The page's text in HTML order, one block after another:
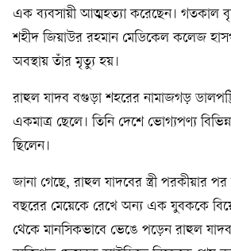
এক ব্যবসায়ী আত্মহত্যা করেছেন। গতকাল
শহীদ জিয়াউর রহমান মেডিকেল কলেজ
অবস্থায় তাঁর মৃত্যু হয়।
রাহুল যাদব বগুড়া শহরের নামাজগড়
একমাত্র ছেলে। তিনি দেশে ভোগ্যপণ্য
ছিলেন।
জানা গেছে, রাহুল যাদবের স্ত্রী
বছরের মেয়েকে রেখে অন্য এক যুবককে
থেকে মানসিকভাবে ভেঙে পড়েন রাহুল